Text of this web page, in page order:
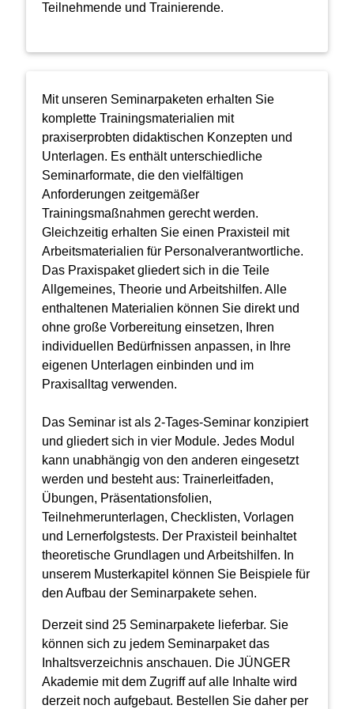
Teilnehmende und Trainierende.
Mit unseren Seminarpaketen erhalten Sie
komplette Trainingsmaterialien mit
praxiserprobten didaktischen Konzepten und
Unterlagen. Es enthält unterschiedliche
Seminarformate, die den vielfältigen
Anforderungen zeitgemäßer
Trainingsmaßnahmen gerecht werden.
Gleichzeitig erhalten Sie einen Praxisteil mit
Arbeitsmaterialien für Personalverantwortliche.
Das Praxispaket gliedert sich in die Teile
Allgemeines, Theorie und Arbeitshilfen. Alle
enthaltenen Materialien können Sie direkt und
ohne große Vorbereitung einsetzen, Ihren
individuellen Bedürfnissen anpassen, in Ihre
eigenen Unterlagen einbinden und im
Praxisalltag verwenden.
Das Seminar ist als 2-Tages-Seminar konzipiert
und gliedert sich in vier Module. Jedes Modul
kann unabhängig von den anderen eingesetzt
werden und besteht aus: Trainerleitfaden,
Übungen, Präsentationsfolien,
Teilnehmerunterlagen, Checklisten, Vorlagen
und Lernerfolgstests. Der Praxisteil beinhaltet
theoretische Grundlagen und Arbeitshilfen. In
unserem Musterkapitel können Sie Beispiele für
den Aufbau der Seminarpakete sehen.
Derzeit sind 25 Seminarpakete lieferbar. Sie
können sich zu jedem Seminarpaket das
Inhaltsverzeichnis anschauen. Die JÜNGER
Akademie mit dem Zugriff auf alle Inhalte wird
derzeit noch aufgebaut. Bestellen Sie daher per